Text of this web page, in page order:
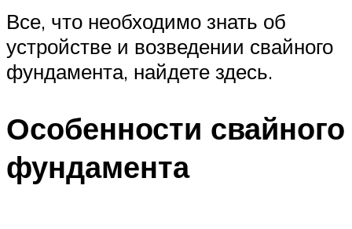
Все, что необходимо знать об
устройстве и возведении свайного
фундамента, найдете здесь.
Особенности свайного
фундамента